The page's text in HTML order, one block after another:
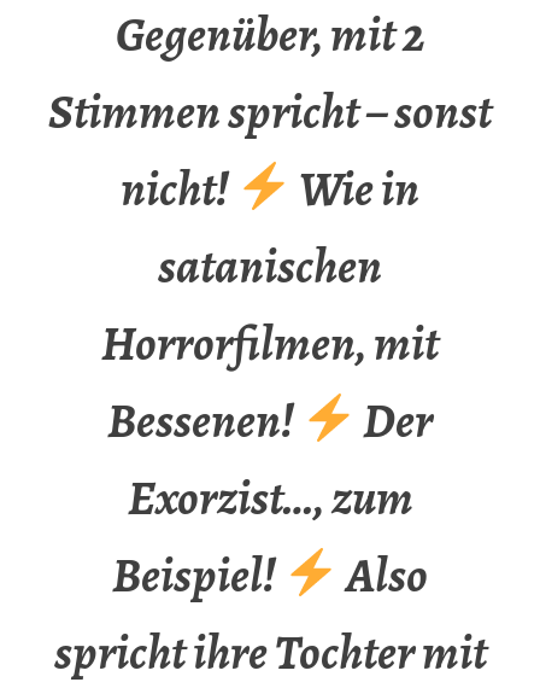
Gegenüber, mit 2
Stimmen spricht – sonst
nicht!
Wie in
satanischen
Horrorfilmen, mit
Bessenen!
Der
Exorzist…, zum
Beispiel!
Also
spricht ihre Tochter mit